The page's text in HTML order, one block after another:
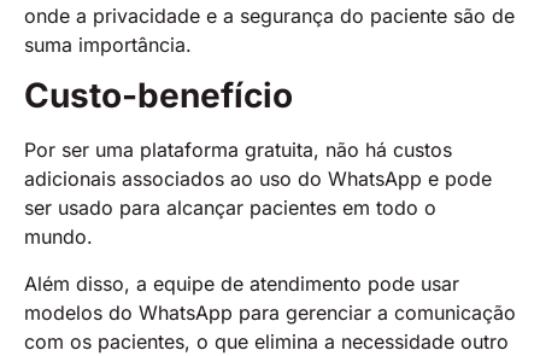
onde a privacidade e a segurança do paciente são de
suma importância.
Custo-benefício
Por ser uma plataforma gratuita, não há custos
adicionais associados ao uso do WhatsApp e pode
ser usado para alcançar pacientes em todo o
mundo.
Além disso, a equipe de atendimento pode usar
modelos do WhatsApp para gerenciar a comunicação
com os pacientes, o que elimina a necessidade outro